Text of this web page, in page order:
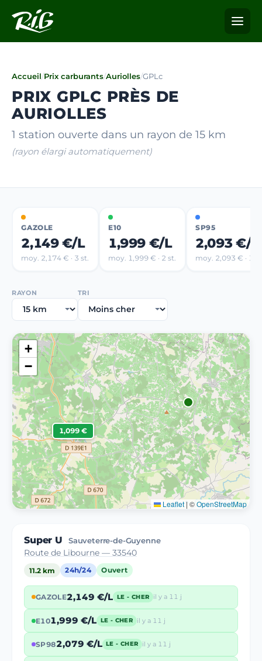
Accueil/Prix carburants/Auriolles/GPLc
PRIX GPLC PRÈS DE
AURIOLLES
1 station ouverte dans un rayon de 15 km
(rayon élargi automatiquement)
GAZOLE
2,149 €/L
moy. 2,174 € · 3 st.
E10
1,999 €/L
moy. 1,999 € · 2 st.
SP95
2,093 €/L
moy. 2,093 € · 1
RAYON TRI
1,099 €
+
−
Leaflet | ©OpenStreetMap
Super U Sauveterre-de-Guyenne
Route de Libourne — 33540
11.2 km 24h/24 Ouvert
GAZOLE2,149 €/L LE - CHER il y a 11 j
E101,999 €/L LE - CHER il y a 11 j
SP982,079 €/L LE - CHER il y a 11 j